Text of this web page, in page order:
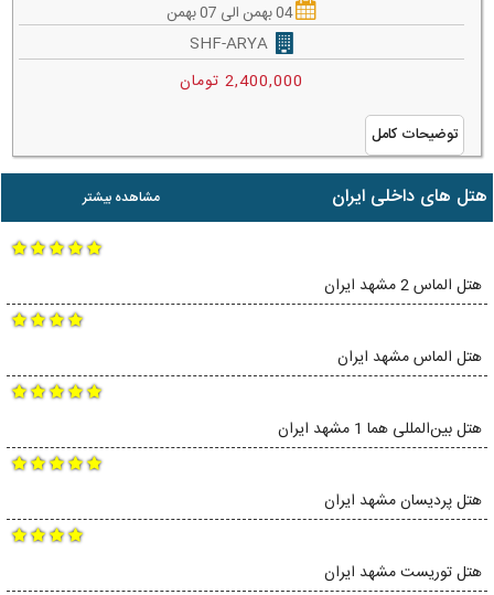
04 بهمن الی 07 بهمن
SHF-ARYA
2,400,000 تومان
توضیحات کامل
مشاهده بیشتر هتل های داخلی ایران
هتل الماس 2 مشهد ایران
هتل الماس مشهد ایران
هتل بین‌المللی هما 1 مشهد ایران
هتل پردیسان مشهد ایران
هتل توریست مشهد ایران